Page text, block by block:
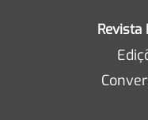
Revista